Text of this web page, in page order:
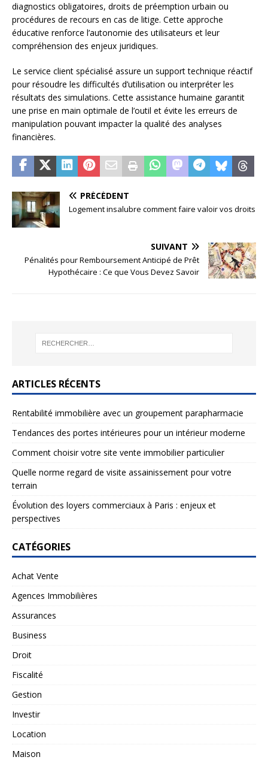
diagnostics obligatoires, droits de préemption urbain ou
procédures de recours en cas de litige. Cette approche
éducative renforce l’autonomie des utilisateurs et leur
compréhension des enjeux juridiques.
Le service client spécialisé assure un support technique réactif
pour résoudre les difficultés d’utilisation ou interpréter les
résultats des simulations. Cette assistance humaine garantit
une prise en main optimale de l’outil et évite les erreurs de
manipulation pouvant impacter la qualité des analyses
financières.
PRÉCÉDENT
Logement insalubre comment faire valoir vos droits
SUIVANT
Pénalités pour Remboursement Anticipé de Prêt
Hypothécaire : Ce que Vous Devez Savoir
ARTICLES RÉCENTS
Rentabilité immobilière avec un groupement parapharmacie
Tendances des portes intérieures pour un intérieur moderne
Comment choisir votre site vente immobilier particulier
Quelle norme regard de visite assainissement pour votre
terrain
Évolution des loyers commerciaux à Paris : enjeux et
perspectives
CATÉGORIES
Achat Vente
Agences Immobilières
Assurances
Business
Droit
Fiscalité
Gestion
Investir
Location
Maison